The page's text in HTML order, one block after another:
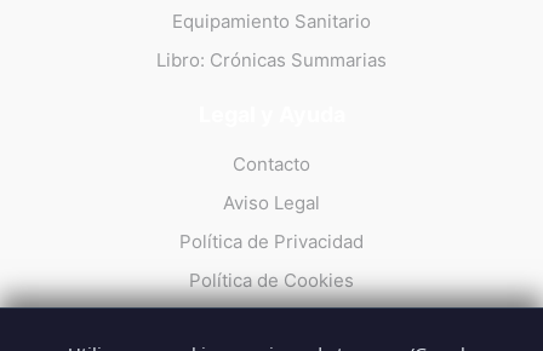
Equipamiento Sanitario
Libro: Crónicas Summarias
Contacto
Aviso Legal
Política de Privacidad
Política de Cookies